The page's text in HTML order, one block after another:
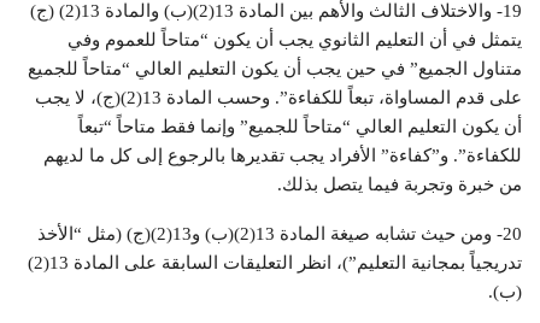
19- والاختلاف الثالث والأهم بين المادة 13(2)(ب) والمادة 13(2) (ج)
يتمثل في أن التعليم الثانوي يجب أن يكون “متاحاً للعموم وفي
متناول الجميع” في حين يجب أن يكون التعليم العالي “متاحاً للجميع
على قدم المساواة، تبعاً للكفاءة”. وحسب المادة 13(2)(ج)، لا يجب
أن يكون التعليم العالي “متاحاً للجميع” وإنما فقط متاحاً “تبعاً
للكفاءة”. و”كفاءة” الأفراد يجب تقديرها بالرجوع إلى كل ما لديهم
من خبرة وتجربة فيما يتصل بذلك.
20- ومن حيث تشابه صيغة المادة 13(2)(ب) و13(2)(ج) (مثل “الأخذ
تدريجياً بمجانية التعليم”)، انظر التعليقات السابقة على المادة 13(2)
(ب).